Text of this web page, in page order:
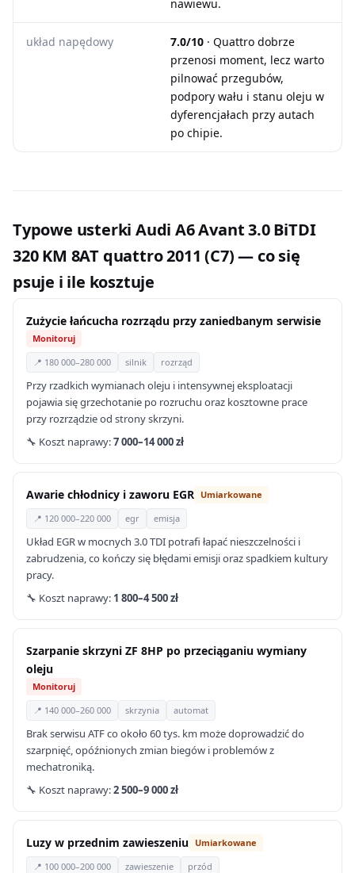
nawiewu.
układ napędowy 7.0/10 · Quattro dobrze
przenosi moment, lecz warto
pilnować przegubów,
podpory wału i stanu oleju w
dyferencjałach przy autach
po chipie.
Typowe usterki Audi A6 Avant 3.0 BiTDI
320 KM 8AT quattro 2011 (C7) — co się
psuje i ile kosztuje
Zużycie łańcucha rozrządu przy zaniedbanym serwisie
Monitoruj
📍 180 000–280 000
silnik rozrząd
Przy rzadkich wymianach oleju i intensywnej eksploatacji
pojawia się grzechotanie po rozruchu oraz kosztowne prace
przy rozrządzie od strony skrzyni.
🔧 Koszt naprawy:7 000–14 000 zł
Awarie chłodnicy i zaworu EGR Umiarkowane
📍 120 000–220 000 egr emisja
Układ EGR w mocnych 3.0 TDI potrafi łapać nieszczelności i
zabrudzenia, co kończy się błędami emisji oraz spadkiem kultury
pracy.
🔧 Koszt naprawy: 1 800–4 500 zł
Szarpanie skrzyni ZF 8HP po przeciąganiu wymiany
oleju
Monitoruj
📍 140 000–260 000
skrzynia automat
Brak serwisu ATF co około 60 tys. km może doprowadzić do
szarpnięć, opóźnionych zmian biegów i problemów z
mechatroniką.
🔧 Koszt naprawy:2 500–9 000 zł
Luzy w przednim zawieszeniu Umiarkowane
📍 100 000–200 000 zawieszenie przód